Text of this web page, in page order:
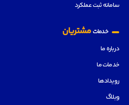
سامانه ثبت عملکرد
خدماتمشتریان
درباره ما
خدمات ما
رویدادها
وبلاگ